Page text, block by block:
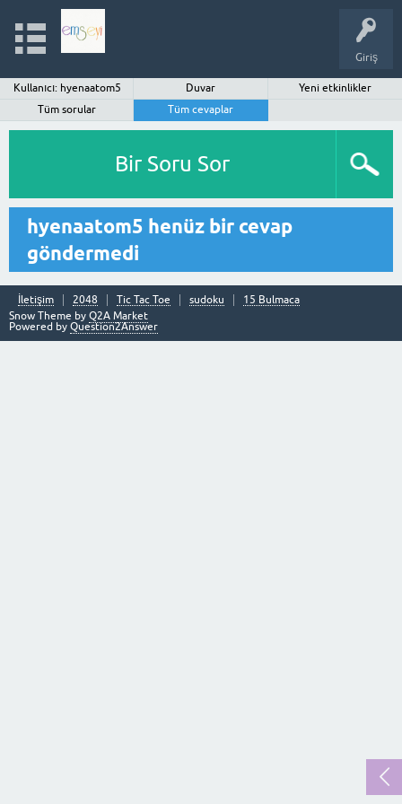
Giriş
Kullanıcı: hyenaatom5 Duvar
Yeni etkinlikler
Tüm sorular
Tüm cevaplar
Bir Soru Sor
hyenaatom5 henüz bir cevap
göndermedi
İletişim 2048 Tic Tac Toe sudoku
15 Bulmaca
Snow Theme by Q2A Market
Powered by Question2Answer